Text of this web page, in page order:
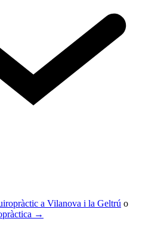
a Vilanova i la Geltrú o
→